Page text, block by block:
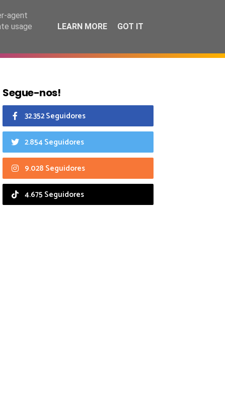
CALENDÁRIO
Segue-nos!
32.352 Seguidores
2.854 Seguidores
9.028 Seguidores
4.675 Seguidores
agent
usage
LEARN MORE GOT IT